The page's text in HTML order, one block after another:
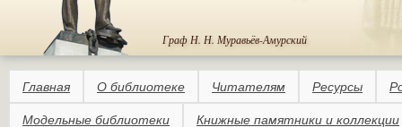
Граф Н. Н. Муравьёв-Амурский
Главная О библиотеке Читателям Ресурсы
Модельные библиотеки Книжные памятники и коллекции